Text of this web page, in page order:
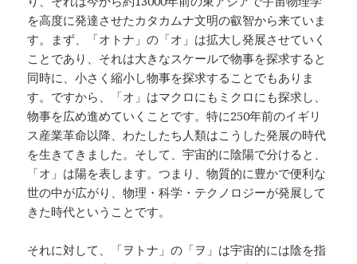
を高度に発達させたカタカムナ文明の叡智から来ていま
す。まず、「オトナ」の「オ」は拡大し発展させていく
ことであり、それは大きなスケールで物事を探求すると
同時に、小さく縮小し物事を探求することでもありま
す。ですから、「オ」はマクロにもミクロにも探求し、
物事を広め進めていくことです。特に250年前のイギリ
ス産業革命以降、わたしたち人類はこうした発展の時代
を生きてきました。そして、宇宙的に陰陽で分けると、
「オ」は陽を表します。つまり、物質的に豊かで便利な
世の中が広がり、物理・科学・テクノロジーが発展して
きた時代ということです。
それに対して、「ヲトナ」の「ヲ」は宇宙的には陰を指